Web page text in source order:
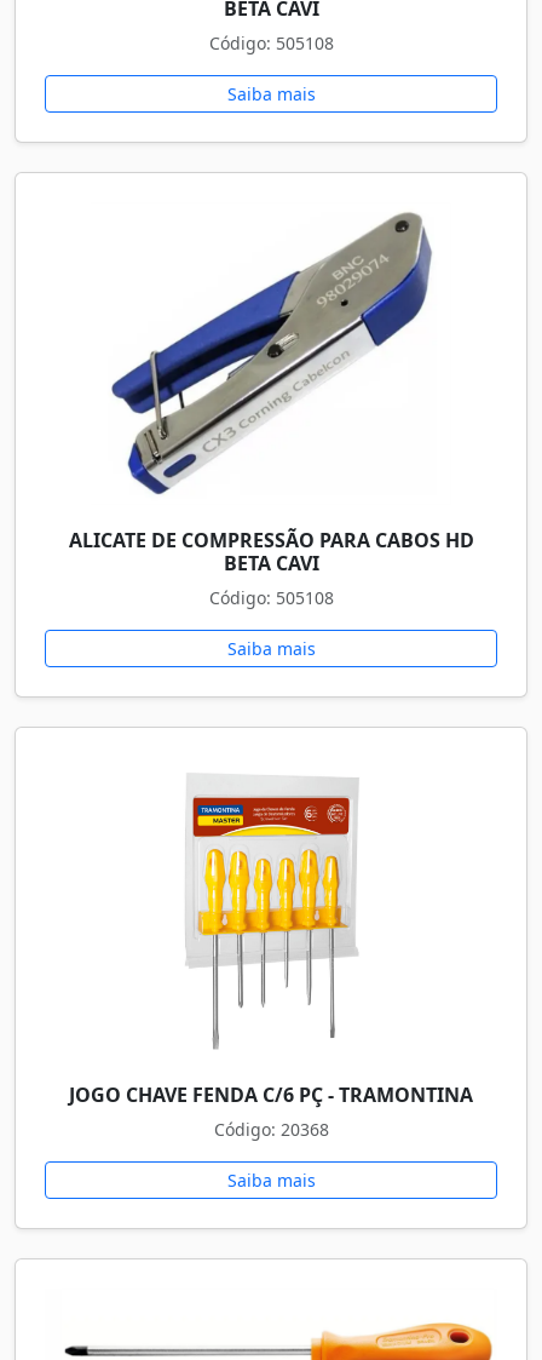
BETA CAVI
Código: 505108
Saiba mais
ALICATE DE COMPRESSÃO PARA CABOS HD
BETA CAVI
Código: 505108
Saiba mais
JOGO CHAVE FENDA C/6 PÇ - TRAMONTINA
Código: 20368
Saiba mais